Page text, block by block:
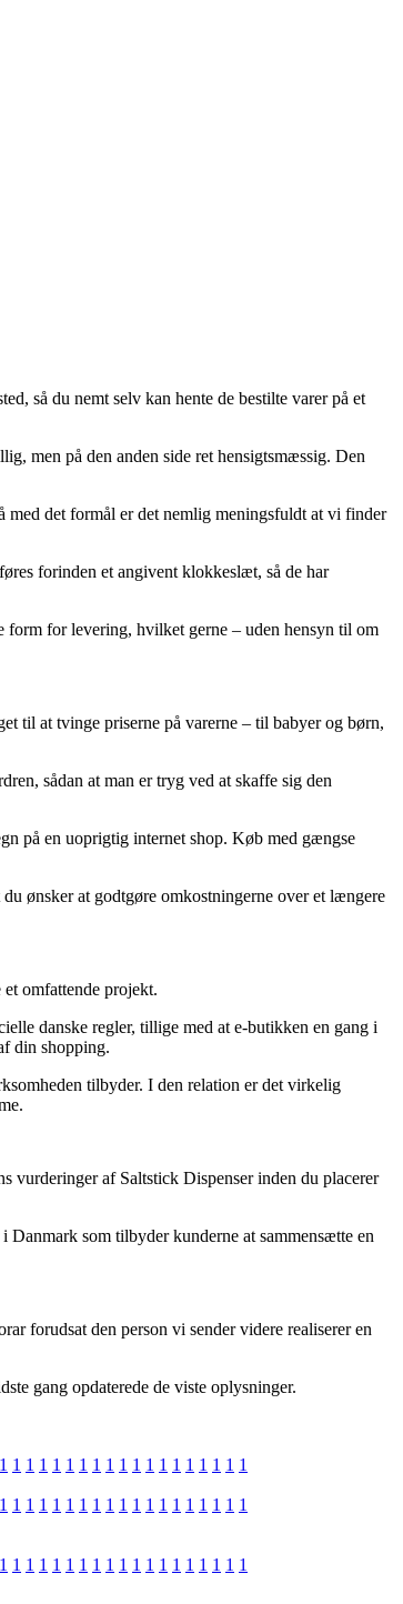
så du nemt selv kan hente de bestilte varer på et
men på den anden side ret hensigtsmæssig. Den
det formål er det nemlig meningsfuldt at vi finder
forinden et angivent klokkeslæt, så de har
form for levering, hvilket gerne – uden hensyn til om
til at tvinge priserne på varerne – til babyer og børn,
sådan at man er tryg ved at skaffe sig den
på en uoprigtig internet shop. Køb med gængse
ønsker at godtgøre omkostningerne over et længere
omfattende projekt.
danske regler, tillige med at e-butikken en gang i
din shopping.
tilbyder. I den relation er det virkelig
vurderinger af Saltstick Dispenser inden du placerer
som tilbyder kunderne at sammensætte en
forudsat den person vi sender videre realiserer en
gang opdaterede de viste oplysninger.
1 1 1 1 1 1 1 1 1 1 1 1 1 1 1 1 1 1 1
1 1 1 1 1 1 1 1 1 1 1 1 1 1 1 1 1 1 1
1 1 1 1 1 1 1 1 1 1 1 1 1 1 1 1 1 1 1